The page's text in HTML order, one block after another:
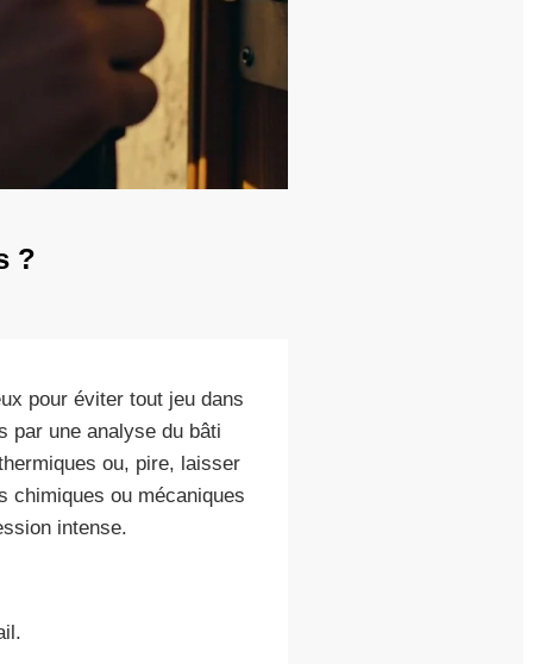
?
pour éviter tout jeu dans
par une analyse du bâti
ou, pire, laisser
chimiques ou mécaniques
intense.